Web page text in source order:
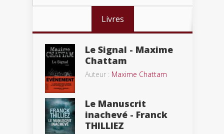
Livres
Le Signal - Maxime
Chattam
Auteur : Maxime Chattam
Le Manuscrit
inachevé - Franck
THILLIEZ